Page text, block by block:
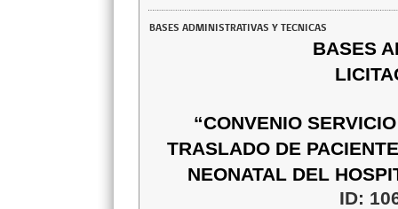
BASES ADMINISTRATIVAS Y TECNICAS
BASES
“CONVENIO
TRASLADO DE
NEONATAL DEL
ID: